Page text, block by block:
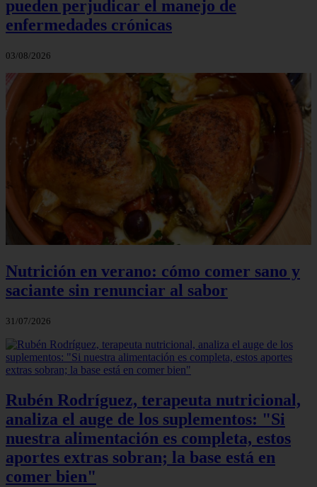
pueden perjudicar el manejo de
enfermedades crónicas
03/08/2026
Nutrición en verano: cómo comer sano y
saciante sin renunciar al sabor
31/07/2026
Rubén Rodríguez, terapeuta nutricional,
analiza el auge de los suplementos: "Si
nuestra alimentación es completa, estos
aportes extras sobran; la base está en
comer bien"